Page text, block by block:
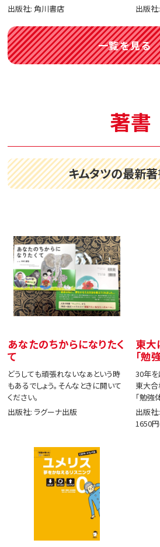
出版社: 角川書店
出版社:
一覧を見る
著書
キムタツの最新
あなたのちからになりたく
て
どうしても頑張れないなぁという時
もあるでしょう。そんなときに開いて
ください。
出版社: ラグーナ出版
東大
「勉
30年を
東大合
「勉強
か。
出版社
1650